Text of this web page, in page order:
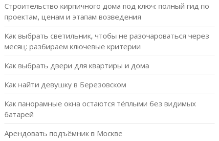
Строительство кирпичного дома под ключ: полный гид по
проектам, ценам и этапам возведения
Как выбрать светильник, чтобы не разочароваться через
месяц: разбираем ключевые критерии
Как выбрать двери для квартиры и дома
Как найти девушку в Березовском
Как панорамные окна остаются тёплыми без видимых
батарей
Арендовать подъёмник в Москве